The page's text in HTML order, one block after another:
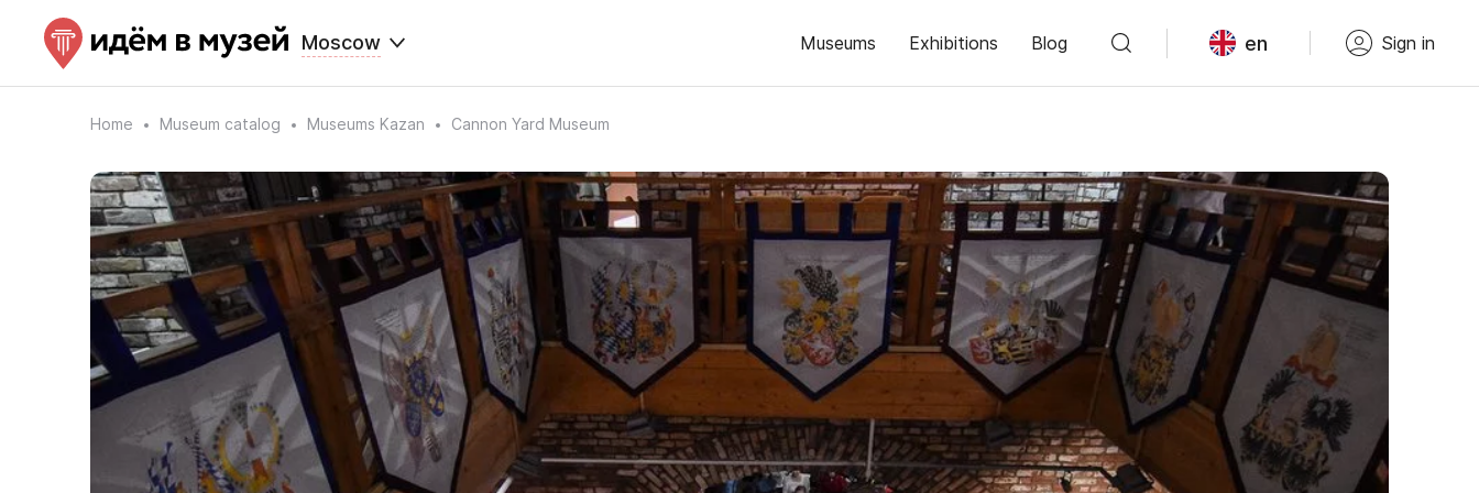
Moscow Museums Exhibitions Blog en Sign in
Home Museum catalog Museums Kazan Cannon Yard Museum
Войдите в сервис
или зарегистрируйтесь
После этого вам станут доступны
все возможности сервиса. Ваши
данные будут надёжно защищены.
Войти с VK ID